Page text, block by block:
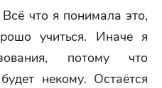
что я понимала это,
учиться. Иначе я
потому что
некому. Остаётся